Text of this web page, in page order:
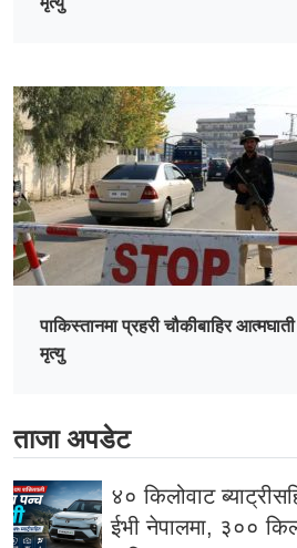
पाकिस्तानमा प्रहरी चौकीबाहिर
मृत्यु
ताजा अपडेट
४० किलोवाट
ईभी नेपालमा, ३००